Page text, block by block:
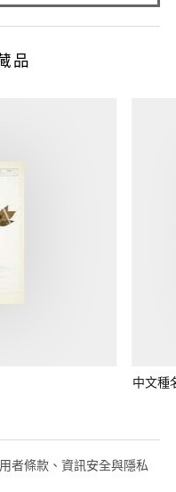
品
中文種
者條款、資訊安全與隱私